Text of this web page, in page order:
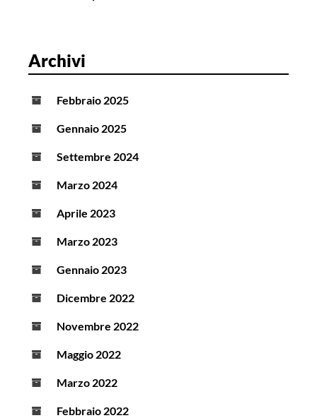
Archivi
Febbraio 2025
Gennaio 2025
Settembre 2024
Marzo 2024
Aprile 2023
Marzo 2023
Gennaio 2023
Dicembre 2022
Novembre 2022
Maggio 2022
Marzo 2022
Febbraio 2022